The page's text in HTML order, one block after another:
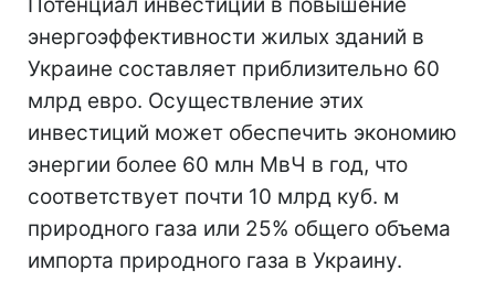
энергоэффективности жилых зданий в
Украине составляет приблизительно 60
млрд евро. Осуществление этих
инвестиций может обеспечить экономию
энергии более 60 млн МвЧ в год, что
соответствует почти 10 млрд куб. м
природного газа или 25% общего объема
импорта природного газа в Украину.